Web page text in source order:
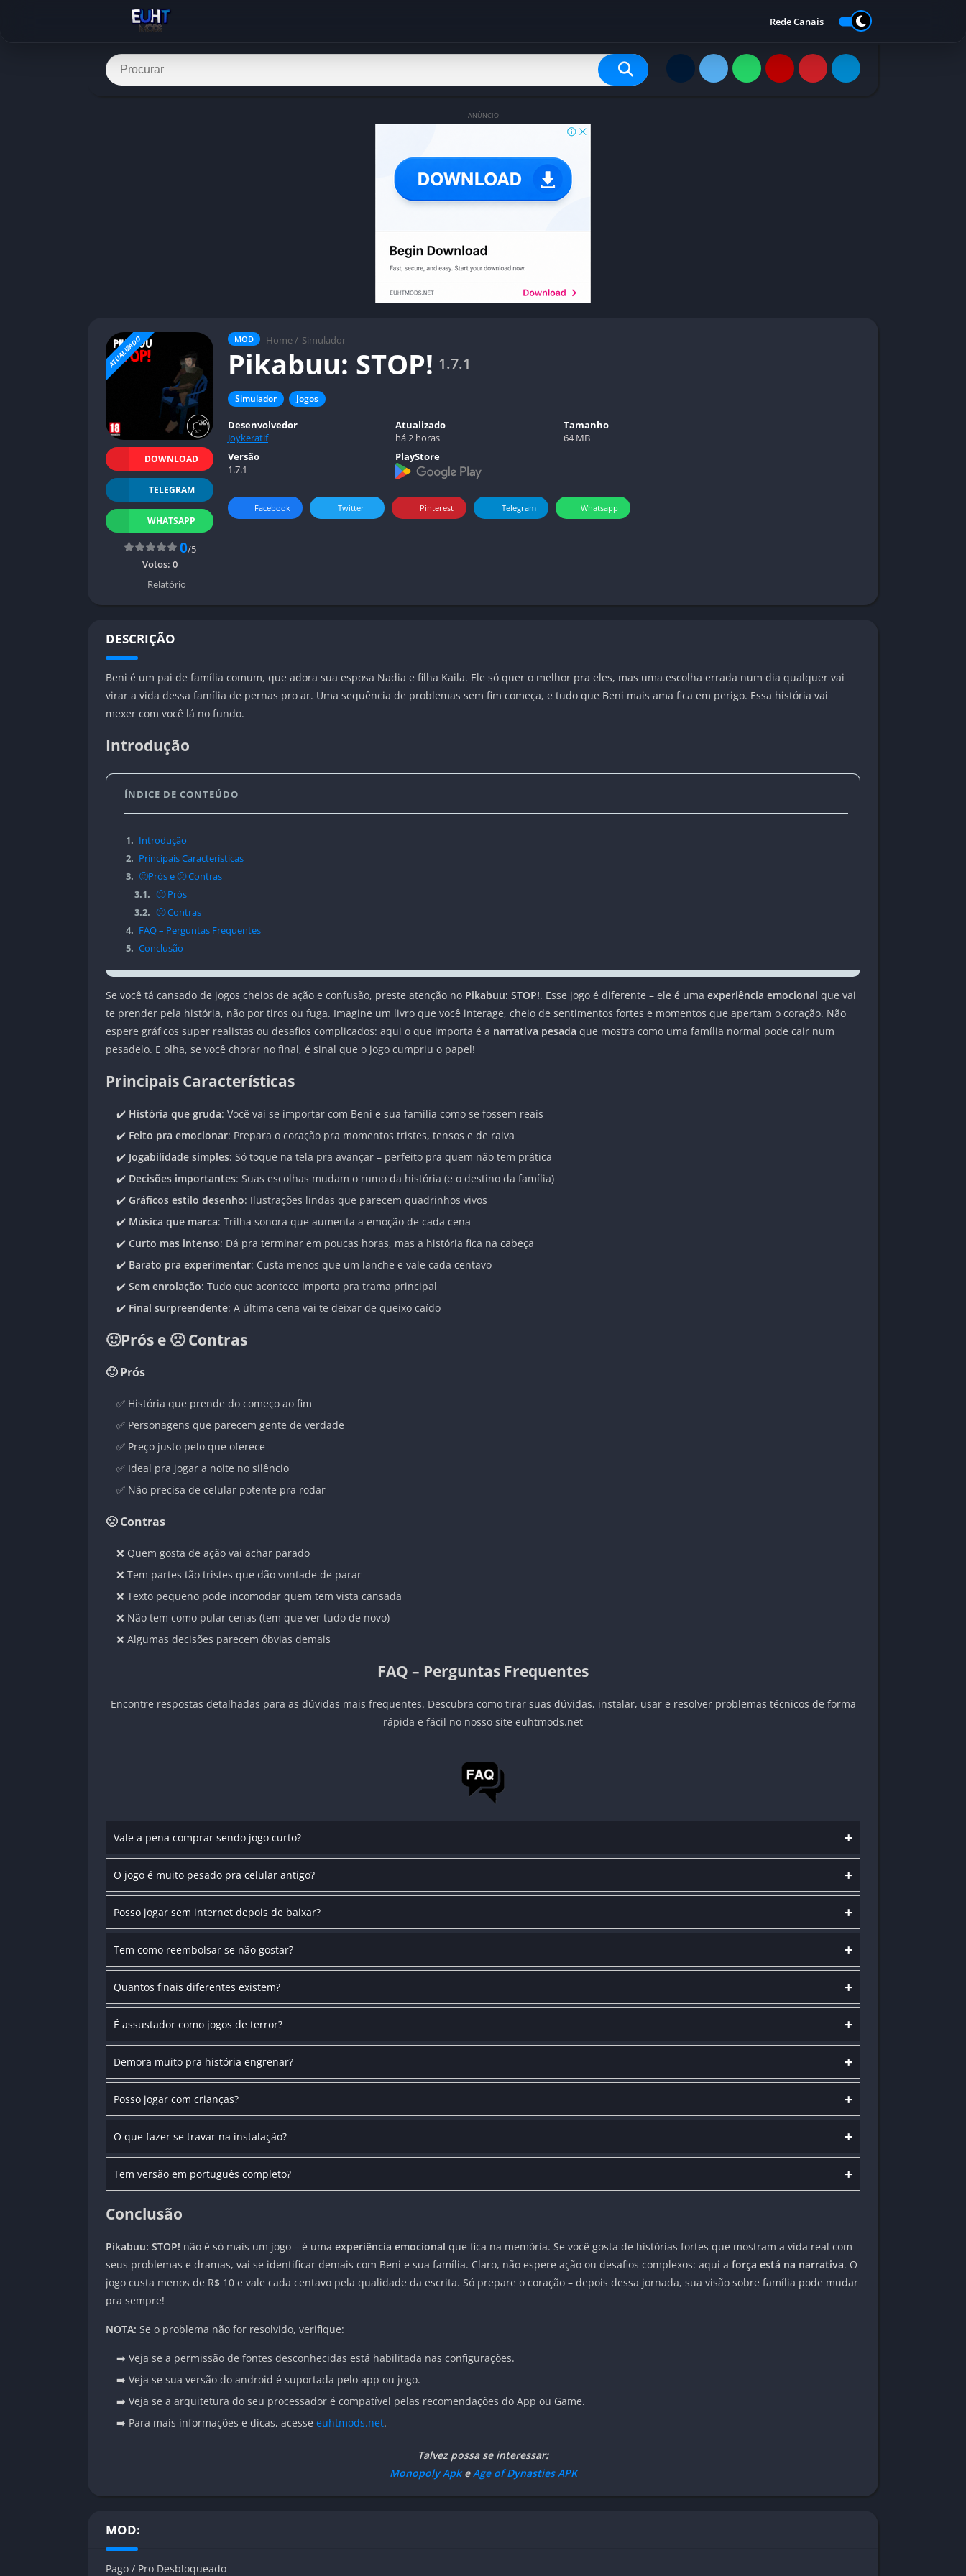
Rede Canais
ANÚNCIO
MOD Home / Simulador
Pikabuu: STOP! 1.7.1
Simulador Jogos
ATUALIZADO
DOWNLOAD
TELEGRAM
WHATSAPP
0/5
Votos: 0
Relatório
Desenvolvedor
Joykeratif
Atualizado
há 2 horas
Tamanho
64 MB
Versão
1.7.1
PlayStore
Facebook Twitter Pinterest Telegram Whatsapp
DESCRIÇÃO
Beni é um pai de família comum, que adora sua esposa Nadia e filha Kaila. Ele só quer o melhor pra eles, mas uma escolha errada num dia qualquer vai
virar a vida dessa família de pernas pro ar. Uma sequência de problemas sem fim começa, e tudo que Beni mais ama fica em perigo. Essa história vai
mexer com você lá no fundo.
Introdução
ÍNDICE DE CONTEÚDO
1. Introdução
2. Principais Características
3. 🙂Prós e 🙁 Contras
3.1. 🙂 Prós
3.2. 🙁 Contras
4. FAQ – Perguntas Frequentes
5. Conclusão
Se você tá cansado de jogos cheios de ação e confusão, preste atenção no Pikabuu: STOP!. Esse jogo é diferente – ele é uma experiência emocional que vai
te prender pela história, não por tiros ou fuga. Imagine um livro que você interage, cheio de sentimentos fortes e momentos que apertam o coração. Não
espere gráficos super realistas ou desafios complicados: aqui o que importa é a narrativa pesada que mostra como uma família normal pode cair num
pesadelo. E olha, se você chorar no final, é sinal que o jogo cumpriu o papel!
Principais Características
✔️ História que gruda: Você vai se importar com Beni e sua família como se fossem reais
✔️ Feito pra emocionar: Prepara o coração pra momentos tristes, tensos e de raiva
✔️ Jogabilidade simples: Só toque na tela pra avançar – perfeito pra quem não tem prática
✔️ Decisões importantes: Suas escolhas mudam o rumo da história (e o destino da família)
✔️ Gráficos estilo desenho: Ilustrações lindas que parecem quadrinhos vivos
✔️ Música que marca: Trilha sonora que aumenta a emoção de cada cena
✔️ Curto mas intenso: Dá pra terminar em poucas horas, mas a história fica na cabeça
✔️ Barato pra experimentar: Custa menos que um lanche e vale cada centavo
✔️ Sem enrolação: Tudo que acontece importa pra trama principal
✔️ Final surpreendente: A última cena vai te deixar de queixo caído
🙂Prós e 🙁 Contras
🙂 Prós
✅ História que prende do começo ao fim
✅ Personagens que parecem gente de verdade
✅ Preço justo pelo que oferece
✅ Ideal pra jogar a noite no silêncio
✅ Não precisa de celular potente pra rodar
🙁 Contras
❌ Quem gosta de ação vai achar parado
❌ Tem partes tão tristes que dão vontade de parar
❌ Texto pequeno pode incomodar quem tem vista cansada
❌ Não tem como pular cenas (tem que ver tudo de novo)
❌ Algumas decisões parecem óbvias demais
FAQ – Perguntas Frequentes
Encontre respostas detalhadas para as dúvidas mais frequentes. Descubra como tirar suas dúvidas, instalar, usar e resolver problemas técnicos de forma
rápida e fácil no nosso site euhtmods.net
+
Vale a pena comprar sendo jogo curto?
+
O jogo é muito pesado pra celular antigo?
+
Posso jogar sem internet depois de baixar?
+
Tem como reembolsar se não gostar?
+
Quantos finais diferentes existem?
+
É assustador como jogos de terror?
+
Demora muito pra história engrenar?
+
Posso jogar com crianças?
+
O que fazer se travar na instalação?
+
Tem versão em português completo?
Conclusão
Pikabuu: STOP! não é só mais um jogo – é uma experiência emocional que fica na memória. Se você gosta de histórias fortes que mostram a vida real com
seus problemas e dramas, vai se identificar demais com Beni e sua família. Claro, não espere ação ou desafios complexos: aqui a força está na narrativa. O
jogo custa menos de R$ 10 e vale cada centavo pela qualidade da escrita. Só prepare o coração – depois dessa jornada, sua visão sobre família pode mudar
pra sempre!
NOTA: Se o problema não for resolvido, verifique:
➡️ Veja se a permissão de fontes desconhecidas está habilitada nas configurações.
➡️ Veja se sua versão do android é suportada pelo app ou jogo.
➡️ Veja se a arquitetura do seu processador é compatível pelas recomendações do App ou Game.
➡️ Para mais informações e dicas, acesse euhtmods.net.
Talvez possa se interessar:
Monopoly ApkeAge of Dynasties APK
MOD:
Pago / Pro Desbloqueado